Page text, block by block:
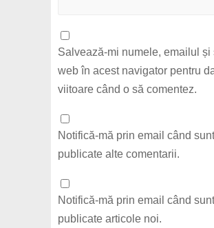
Salvează-mi numele, emailul și
web în acest navigator pentru
viitoare când o să comentez.
Notifică-mă prin email când sunt
publicate alte comentarii.
Notifică-mă prin email când sunt
publicate articole noi.